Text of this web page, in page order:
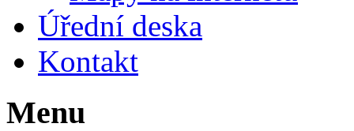
Úřední deska
Kontakt
Menu